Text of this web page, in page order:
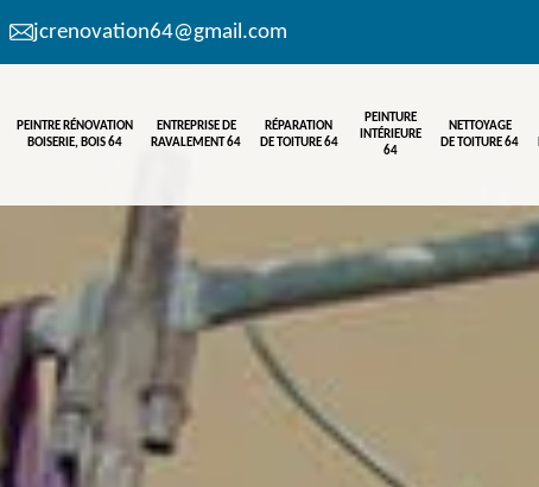
jcrenovation64@gmail.com
PEINTRE RÉNOVATION
BOISERIE, BOIS 64
ENTREPRISE DE
RAVALEMENT 64
RÉPARATION
DE TOITURE 64
PEINTURE
INTÉRIEURE
64
NETTOYAGE
DE TOITURE 64